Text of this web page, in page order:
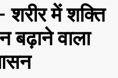
में शक्ति
वाला